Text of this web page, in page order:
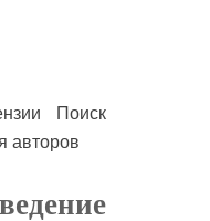
Поиск
авторов